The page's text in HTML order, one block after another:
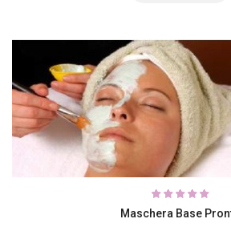
Maschera Base